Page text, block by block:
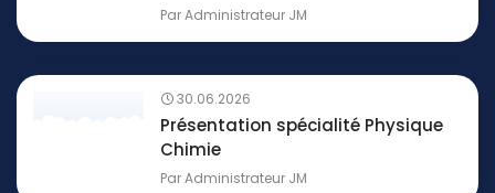
ParAdministrateur JM
30.06.2026
Présentation spécialité Physique
Chimie
ParAdministrateur JM